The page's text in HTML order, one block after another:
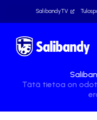
SalibandyTV
Tätä tietoa on